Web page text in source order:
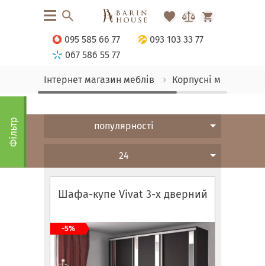
095 585 66 77
093 103 33 77
067 586 55 77
Інтернет магазин меблів Корпусні меблі
Фільтр популярності
24
Шафа-купе Vivat 3-х дверний
-5%